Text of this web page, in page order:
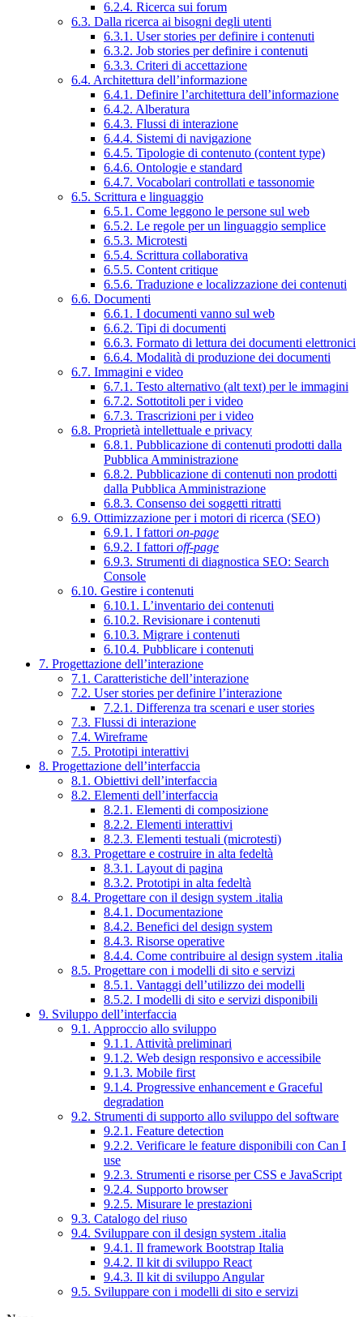
6.2.4. Ricerca sui forum
6.3. Dalla ricerca ai bisogni degli utenti
6.3.1. User stories per definire i contenuti
6.3.2. Job stories per definire i contenuti
6.3.3. Criteri di accettazione
6.4. Architettura dell’informazione
6.4.1. Definire l’architettura dell’informazione
6.4.2. Alberatura
6.4.3. Flussi di interazione
6.4.4. Sistemi di navigazione
6.4.5. Tipologie di contenuto (content type)
6.4.6. Ontologie e standard
6.4.7. Vocabolari controllati e tassonomie
6.5. Scrittura e linguaggio
6.5.1. Come leggono le persone sul web
6.5.2. Le regole per un linguaggio semplice
6.5.3. Microtesti
6.5.4. Scrittura collaborativa
6.5.5. Content critique
6.5.6. Traduzione e localizzazione dei contenuti
6.6. Documenti
6.6.1. I documenti vanno sul web
6.6.2. Tipi di documenti
6.6.3. Formato di lettura dei documenti elettronici
6.6.4. Modalità di produzione dei documenti
6.7. Immagini e video
6.7.1. Testo alternativo (alt text) per le immagini
6.7.2. Sottotitoli per i video
6.7.3. Trascrizioni per i video
6.8. Proprietà intellettuale e privacy
6.8.1. Pubblicazione di contenuti prodotti dalla
Pubblica Amministrazione
6.8.2. Pubblicazione di contenuti non prodotti
dalla Pubblica Amministrazione
6.8.3. Consenso dei soggetti ritratti
6.9. Ottimizzazione per i motori di ricerca (SEO)
6.9.1. I fattori on-page
6.9.2. I fattori off-page
6.9.3. Strumenti di diagnostica SEO: Search
Console
6.10. Gestire i contenuti
6.10.1. L’inventario dei contenuti
6.10.2. Revisionare i contenuti
6.10.3. Migrare i contenuti
6.10.4. Pubblicare i contenuti
7. Progettazione dell’interazione
7.1. Caratteristiche dell’interazione
7.2. User stories per definire l’interazione
7.2.1. Differenza tra scenari e user stories
7.3. Flussi di interazione
7.4. Wireframe
7.5. Prototipi interattivi
8. Progettazione dell’interfaccia
8.1. Obiettivi dell’interfaccia
8.2. Elementi dell’interfaccia
8.2.1. Elementi di composizione
8.2.2. Elementi interattivi
8.2.3. Elementi testuali (microtesti)
8.3. Progettare e costruire in alta fedeltà
8.3.1. Layout di pagina
8.3.2. Prototipi in alta fedeltà
8.4. Progettare con il design system .italia
8.4.1. Documentazione
8.4.2. Benefici del design system
8.4.3. Risorse operative
8.4.4. Come contribuire al design system .italia
8.5. Progettare con i modelli di sito e servizi
8.5.1. Vantaggi dell’utilizzo dei modelli
8.5.2. I modelli di sito e servizi disponibili
9. Sviluppo dell’interfaccia
9.1. Approccio allo sviluppo
9.1.1. Attività preliminari
9.1.2. Web design responsivo e accessibile
9.1.3. Mobile first
9.1.4. Progressive enhancement e Graceful
degradation
9.2. Strumenti di supporto allo sviluppo del software
9.2.1. Feature detection
9.2.2. Verificare le feature disponibili con Can I
use
9.2.3. Strumenti e risorse per CSS e JavaScript
9.2.4. Supporto browser
9.2.5. Misurare le prestazioni
9.3. Catalogo del riuso
9.4. Sviluppare con il design system .italia
9.4.1. Il framework Bootstrap Italia
9.4.2. Il kit di sviluppo React
9.4.3. Il kit di sviluppo Angular
9.5. Sviluppare con i modelli di sito e servizi